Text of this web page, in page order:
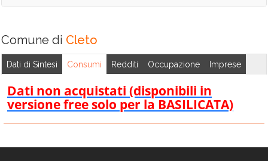
Cariati
Carolei
Carpanzano
Casali del Manco
Cassano all'Ionio
Mandatoriccio
Mangone
Marchesato
Marano
Vallo
Argentano
Finita
San Nicola Arcella
Comune di Cleto
Dati di Sintesi Consumi Redditi Occupazione Imprese
Dati non acquistati (disponibili in
versione free solo per la BASILICATA)